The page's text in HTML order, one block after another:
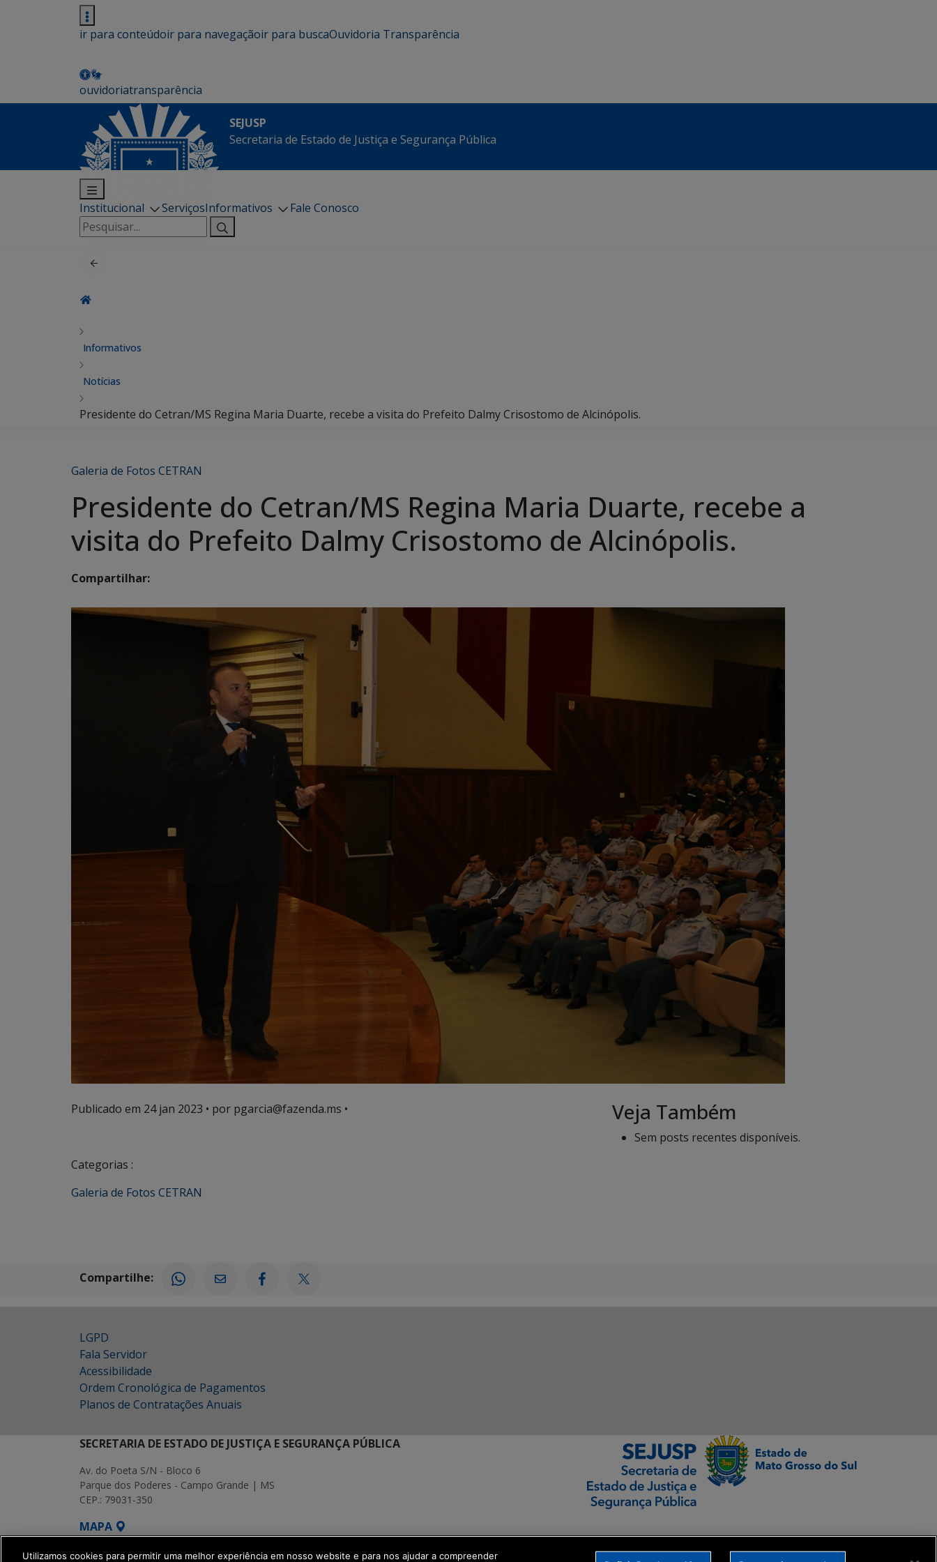
ir para conteúdoir para navegaçãoir para buscaOuvidoria Transparência
ouvidoriatransparência
SEJUSP
Secretaria de Estado de Justiça e Segurança Pública
Institucional ServiçosInformativos
Fale Conosco
Pesquisar
por:
Informativos
Notícias
Presidente do Cetran/MS Regina Maria Duarte, recebe a visita do Prefeito Dalmy Crisostomo de Alcinópolis.
Galeria de Fotos CETRAN
Presidente do Cetran/MS Regina Maria Duarte, recebe a
visita do Prefeito Dalmy Crisostomo de Alcinópolis.
Compartilhar:
Publicado em 24 jan 2023 • por pgarcia@fazenda.ms •
Categorias :
Galeria de Fotos CETRAN
Veja Também
Sem posts recentes disponíveis.
Compartilhe:
LGPD
Fala Servidor
Acessibilidade
Ordem Cronológica de Pagamentos
Planos de Contratações Anuais
SECRETARIA DE ESTADO DE JUSTIÇA E SEGURANÇA PÚBLICA
Av. do Poeta S/N - Bloco 6
Parque dos Poderes - Campo Grande | MS
CEP.: 79031-350
MAPA
SETDIG | Secretaria-Executiva de Transformação Digital
Utilizamos cookies para permitir uma melhor experiência em nosso website e para nos ajudar a compreender